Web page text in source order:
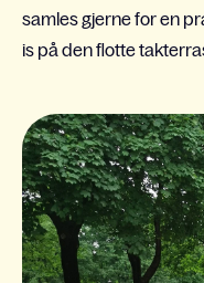
samles gjerne for en
is på den flotte